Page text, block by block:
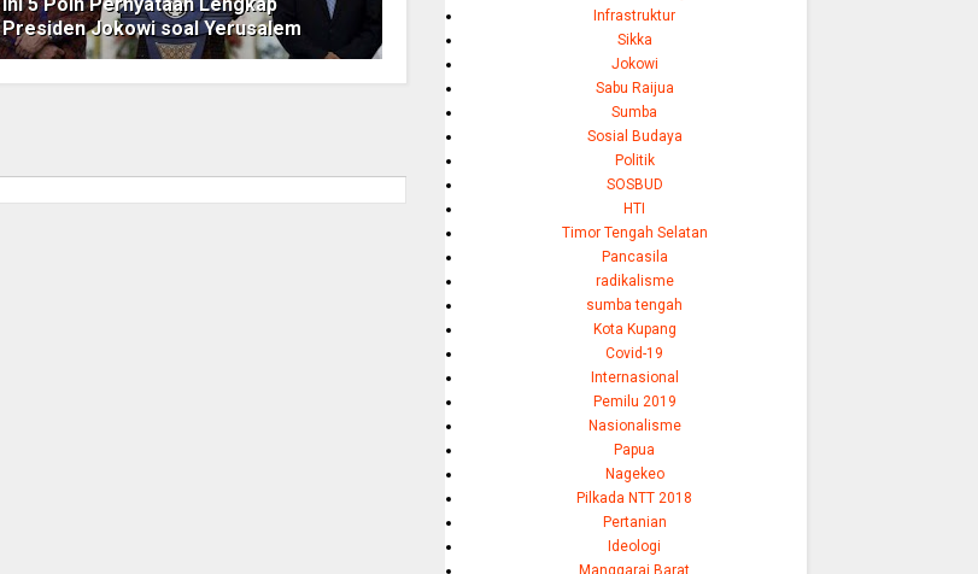
Ini 5 Poin Pernyataan Lengkap
Presiden Jokowi soal Yerusalem
Infrastruktur
Sikka
Jokowi
Sabu Raijua
Sumba
Sosial Budaya
Politik
SOSBUD
HTI
Timor Tengah Selatan
Pancasila
radikalisme
sumba tengah
Kota Kupang
Covid-19
Internasional
Pemilu 2019
Nasionalisme
Papua
Nagekeo
Pilkada NTT 2018
Pertanian
Ideologi
Manggarai Barat